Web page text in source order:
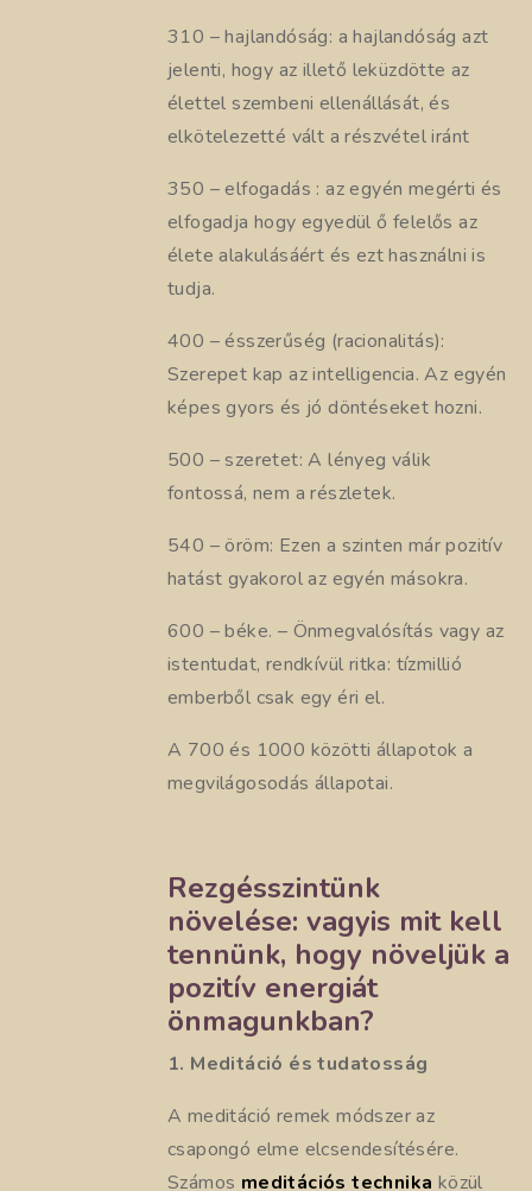
310 – hajlandóság: a hajlandóság azt
jelenti, hogy az illető leküzdötte az
élettel szembeni ellenállását, és
elkötelezetté vált a részvétel iránt
350 – elfogadás : az egyén megérti és
elfogadja hogy egyedül ő felelős az
élete alakulásáért és ezt használni is
tudja.
400 – ésszerűség (racionalitás):
Szerepet kap az intelligencia. Az egyén
képes gyors és jó döntéseket hozni.
500 – szeretet: A lényeg válik
fontossá, nem a részletek.
540 – öröm: Ezen a szinten már pozitív
hatást gyakorol az egyén másokra.
600 – béke. – Önmegvalósítás vagy az
istentudat, rendkívül ritka: tízmillió
emberből csak egy éri el.
A 700 és 1000 közötti állapotok a
megvilágosodás állapotai.
Rezgésszintünk
növelése: vagyis mit kell
tennünk, hogy növeljük a
pozitív energiát
önmagunkban?
1. Meditáció és tudatosság
A meditáció remek módszer az
csapongó elme elcsendesítésére.
Számos meditációs technika közül